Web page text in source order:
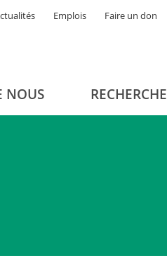
Emplois Faire un don
NOUS RECHERCHE